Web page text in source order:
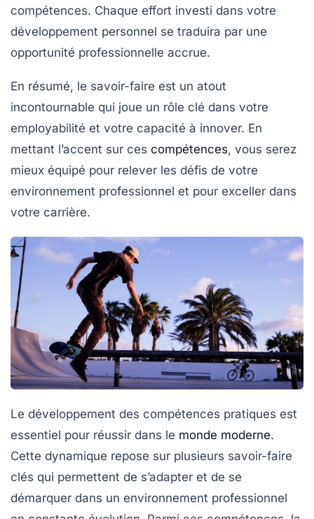
compétences. Chaque effort investi dans votre
développement personnel se traduira par une
opportunité professionnelle accrue.
En résumé, le savoir-faire est un atout
incontournable qui joue un rôle clé dans votre
employabilité et votre capacité à innover. En
mettant l’accent sur ces compétences, vous serez
mieux équipé pour relever les défis de votre
environnement professionnel et pour exceller dans
votre carrière.
Le développement des compétences pratiques est
essentiel pour réussir dans le monde moderne.
Cette dynamique repose sur plusieurs savoir-faire
clés qui permettent de s’adapter et de se
démarquer dans un environnement professionnel